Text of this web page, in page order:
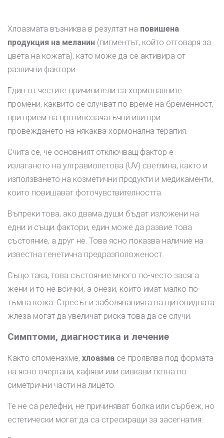
Хлоазмата възниква в резултат на повишена
продукция на меланин (пигментът, който отговаря за
цвета на кожата), като може да се активира от
различни фактори
Един от честите причинители са хормоналните
промени, каквито се случват по време на бременност,
при прием на противозачатъчни или при
провеждането на някаква хормонална терапия.
Счита се, че основният отключващ фактор е
излагането на ултравиолетова (UV) светлина, както и
използването на козметични продукти и медикаменти,
които повишават фоточувствителността.
Въпреки това, ако двама души бъдат изложени на
едни и същи фактори, един може да развие това
състояние, а друг не. Това ясно показва наличие на
известна генетична предразположеност.
Също така, това състояние много по-често засяга
жени и то не всички, а онези, които имат малко по-
тъмна кожа. Стресът и заболяванията на щитовидната
жлеза могат да увеличат риска това да се случи.
Симптоми, диагностика и лечение
Както споменахме, хлоазма се проявява под формата
на ясно очертани, кафяви или сивкави петна по
симетрични части на лицето.
Те не са релефни, не причиняват болка или сърбеж, но
естетически могат да са стресиращи за засегнатия.